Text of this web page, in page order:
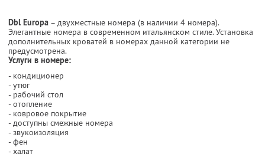
Dbl Europa – двухместные номера (в наличии 4 номера).
Элегантные номера в современном итальянском стиле. Установка
дополнительных кроватей в номерах данной категории не
предусмотрена.
Услуги в номере:
- кондиционер
- утюг
- рабочий стол
- отопление
- ковровое покрытие
- доступны смежные номера
- звукоизоляция
- фен
- халат